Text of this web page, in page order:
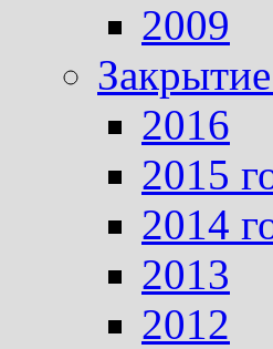
2009
2016
2015
2014
2013
2012